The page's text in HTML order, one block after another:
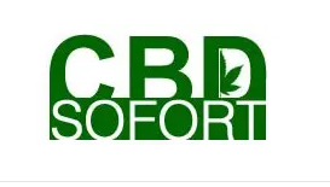
springen